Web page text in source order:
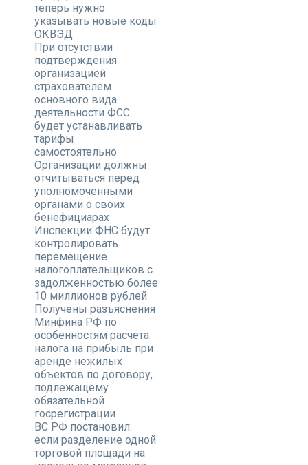
теперь нужно
указывать новые коды
ОКВЭД
При отсутствии
подтверждения
организацией
страхователем
основного вида
деятельности ФСС
будет устанавливать
тарифы
самостоятельно
Организации должны
отчитываться перед
уполномоченными
органами о своих
бенефициарах
Инспекции ФНС будут
контролировать
перемещение
налогоплательщиков с
задолженностью более
10 миллионов рублей
Получены разъяснения
Минфина РФ по
особенностям расчета
налога на прибыль при
аренде нежилых
объектов по договору,
подлежащему
обязательной
госрегистрации
ВС РФ постановил:
если разделение одной
торговой площади на